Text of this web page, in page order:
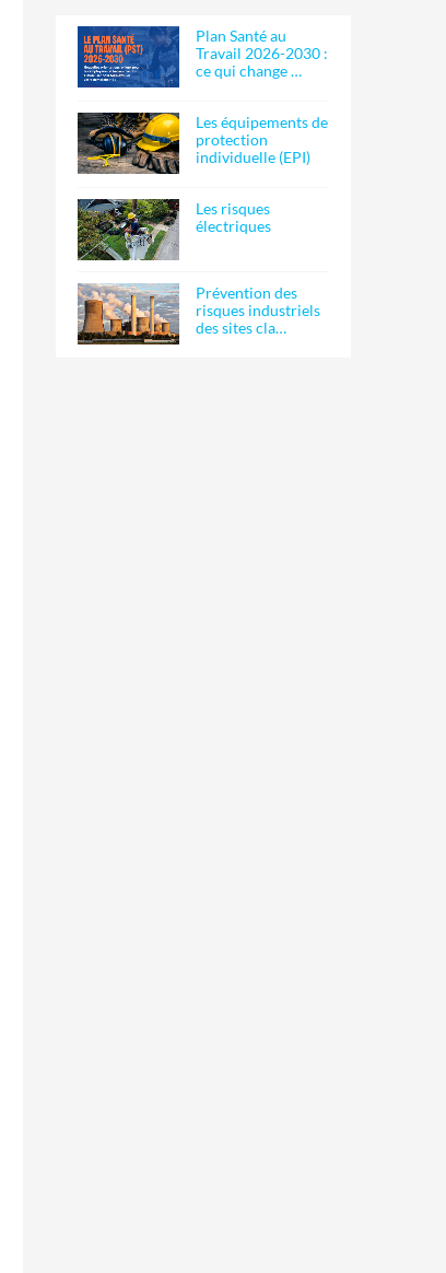
Plan Santé au
Travail 2026-2030 :
ce qui change …
Les équipements de
protection
individuelle (EPI)
Les risques
électriques
Prévention des
risques industriels
des sites cla…